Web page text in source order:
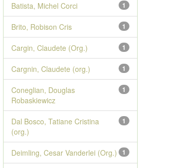
1
Batista, Michel Corci
1
Brito, Robison Cris
1
Cargin, Claudete (Org.)
1
Cargnin, Claudete (org.)
1
Coneglian, Douglas
Robaskiewicz
1
Dal Bosco, Tatiane Cristina
(org.)
1
Deimling, Cesar Vanderlei (Org.)